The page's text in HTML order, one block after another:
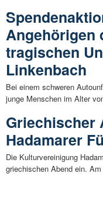
Angehörigen
tragischen
Linkenbach
Bei einem schweren
junge Menschen im Alter
Griechischer
Hadamarer
Die Kulturvereinigung
griechischen Abend ein.